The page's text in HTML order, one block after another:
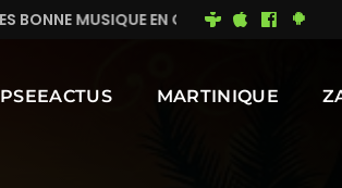
MIMI DU 93
MARTINIQUE